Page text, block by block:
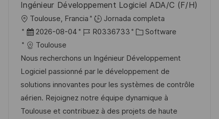
l
i
c
a
c
i
ó
n
Ingénieur Développement Logiciel ADA/C (F/H)
U
b
c
a
c
i
ó
Toulouse, Francia
Jornada completa
F
e
c
h
a
d
e
2026-08-04
I
d
e
e
m
p
R0336733
C
t
e
g
o
r
Software
Toulouse
Nous recherchons un Ingénieur Développement
Logiciel passionné par le développement de
solutions innovantes pour les systèmes de contrôle
aérien. Rejoignez notre équipe dynamique à
Toulouse et contribuez à des projets de haute